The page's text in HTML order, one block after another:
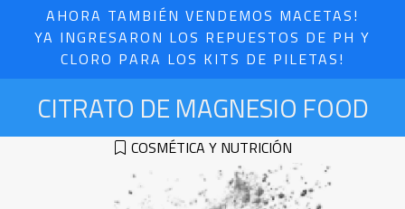
AHORA TAMBIÉN VENDEMOS MACETAS!
YA INGRESARON LOS REPUESTOS DE PH Y
CLORO PARA LOS KITS DE PILETAS!
CITRATO DE MAGNESIO FOOD
COSMÉTICA Y NUTRICIÓN